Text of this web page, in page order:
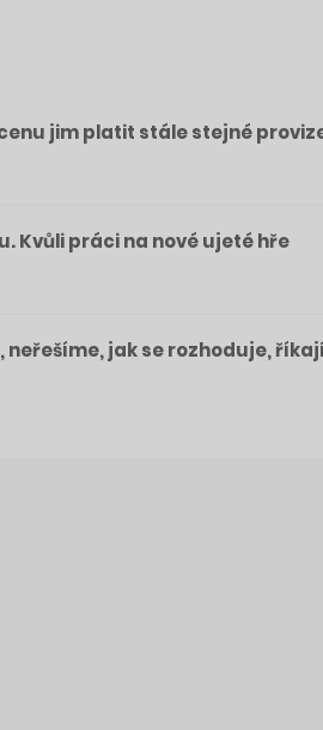
jim platit stále stejné
Kvůli práci na nové ujeté hře
neřešíme, jak se rozhoduje,